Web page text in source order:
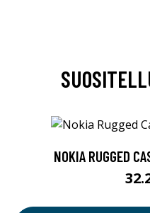
NOKIA RUGGED